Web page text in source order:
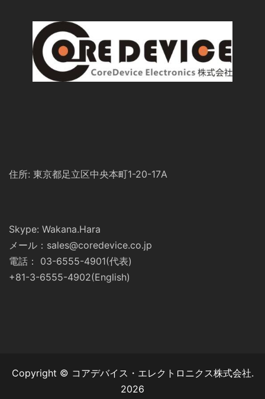
住所: 東京都足立区中央本町1-20-17A
Skype: Wakana.Hara
メール：sales@coredevice.co.jp
電話： 03-6555-4901(代表)
+81-3-6555-4902(English)
Copyright © コアデバイス・エレクトロニクス株式会社.
2026